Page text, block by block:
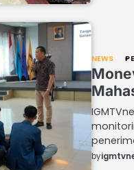
NEWS
by